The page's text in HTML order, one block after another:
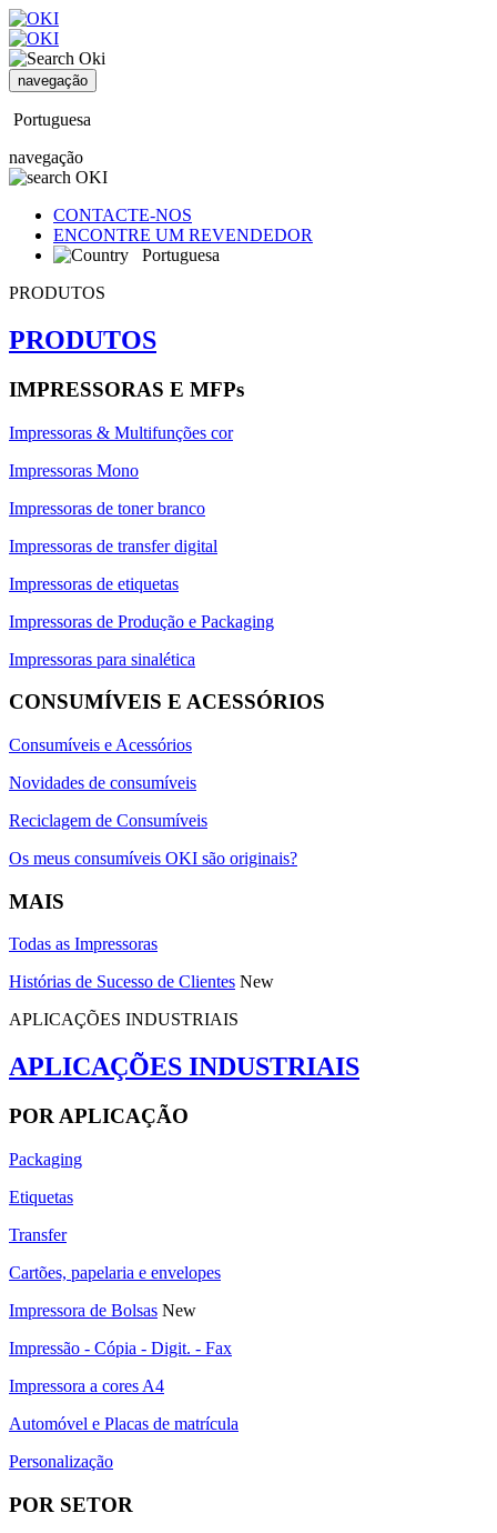
navegação
Portuguesa
navegação
CONTACTE-NOS
ENCONTRE UM REVENDEDOR
Portuguesa
PRODUTOS
PRODUTOS
IMPRESSORAS E MFPs
Impressoras & Multifunções cor
Impressoras Mono
Impressoras de toner branco
Impressoras de transfer digital
Impressoras de etiquetas
Impressoras de Produção e Packaging
Impressoras para sinalética
CONSUMÍVEIS E ACESSÓRIOS
Consumíveis e Acessórios
Novidades de consumíveis
Reciclagem de Consumíveis
Os meus consumíveis OKI são originais?
MAIS
Todas as Impressoras
Histórias de Sucesso de Clientes New
APLICAÇÕES INDUSTRIAIS
APLICAÇÕES INDUSTRIAIS
POR APLICAÇÃO
Packaging
Etiquetas
Transfer
Cartões, papelaria e envelopes
Impressora de Bolsas New
Impressão - Cópia - Digit. - Fax
Impressora a cores A4
Automóvel e Placas de matrícula
Personalização
POR SETOR